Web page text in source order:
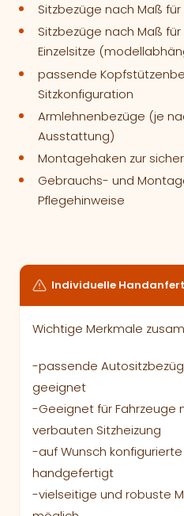
Sitzbezüge nach Maß
Sitzbezüge nach Maß
Einzelsitze
passende
Sitzkonfiguration
Armlehnenbezüge (je
Ausstattung)
Montagehaken zur
Gebrauchs- und
Pflegehinweise
Individuelle
Wichtige Merkmale
-passende
geeignet
-Geeignet für Fahrzeuge
verbauten Sitzheizung
-auf Wunsch
handgefertigt
-vielseitige und robuste